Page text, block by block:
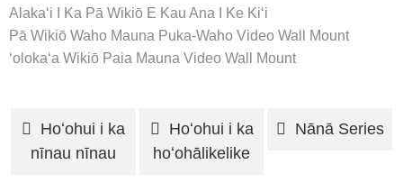
Alakaʻi I Ka Pā Wikiō E Kau Ana I Ke Kiʻi
Pā Wikiō Waho Mauna Puka-Waho Video Wall Mount
ʻolokaʻa Wikiō Paia Mauna Video Wall Mount
Hoʻohui i ka
nīnau nīnau
Hoʻohui i ka
hoʻohālikelike
Nānā Series